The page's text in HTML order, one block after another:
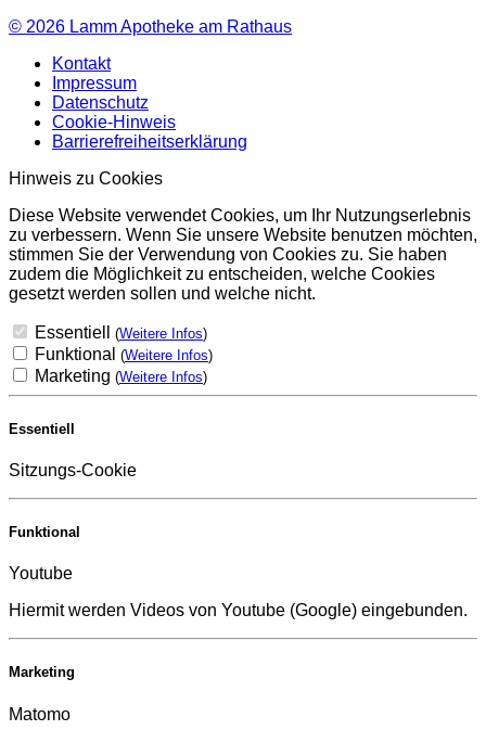
© 2026 Lamm Apotheke am Rathaus
Kontakt
Impressum
Datenschutz
Cookie-Hinweis
Barrierefreiheitserklärung
Hinweis zu Cookies
Diese Website verwendet Cookies, um Ihr Nutzungserlebnis
zu verbessern. Wenn Sie unsere Website benutzen möchten,
stimmen Sie der Verwendung von Cookies zu. Sie haben
zudem die Möglichkeit zu entscheiden, welche Cookies
gesetzt werden sollen und welche nicht.
Essentiell (Weitere Infos)
Funktional (Weitere Infos)
Marketing (Weitere Infos)
Essentiell
Sitzungs-Cookie
Funktional
Youtube
Hiermit werden Videos von Youtube (Google) eingebunden.
Marketing
Matomo